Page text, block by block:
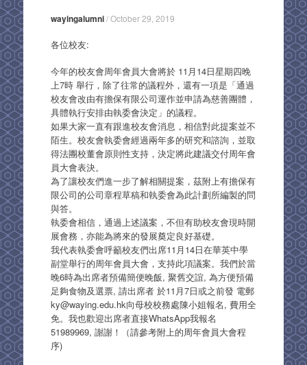
wayingalumni/October 29, 2019
各位校友:
今年的校友會周年會員大會將於 11月14日星期四晚
上7時 舉行，除了往常的議程外，還有一項是「通過
校友會改由有擔保有限公司運作並申請為慈善團體，
具體執行安排由執委會決定」的議程。
如果大家一直有跟進校友會消息，相信對此提案並不
陌生。校友會執委會經過兩年多的研究和諮詢，並取
得法團校董會原則性支持，決定將此建議交付周年會
員大會表決。
為了讓校友們進一步了解相關提案，茲附上有擔保有
限公司的公司章程草稿和執委會為此計劃所編製的問
與答。
執委會相信，通過上述議案，不但有助校友會現時開
展會務，亦能為將來的發展奠定良好基礎。
我代表執委會呼籲校友們出席11月14日在華英中學
副堂舉行的周年會員大會，支持此項議案。我們於當
晚6時為出席者預備簡便晚飯, 聚舊交誼, 為方便預備
足夠食物及選票, 請出席者 於11月7日或之前發 電郵
ky@waying.edu.hk向母校校務處陳小姐報名, 費用全
免。我也歡迎出席者直接WhatsApp我報名
51989969, 謝謝！（請參考附上的周年會員大會程
序)